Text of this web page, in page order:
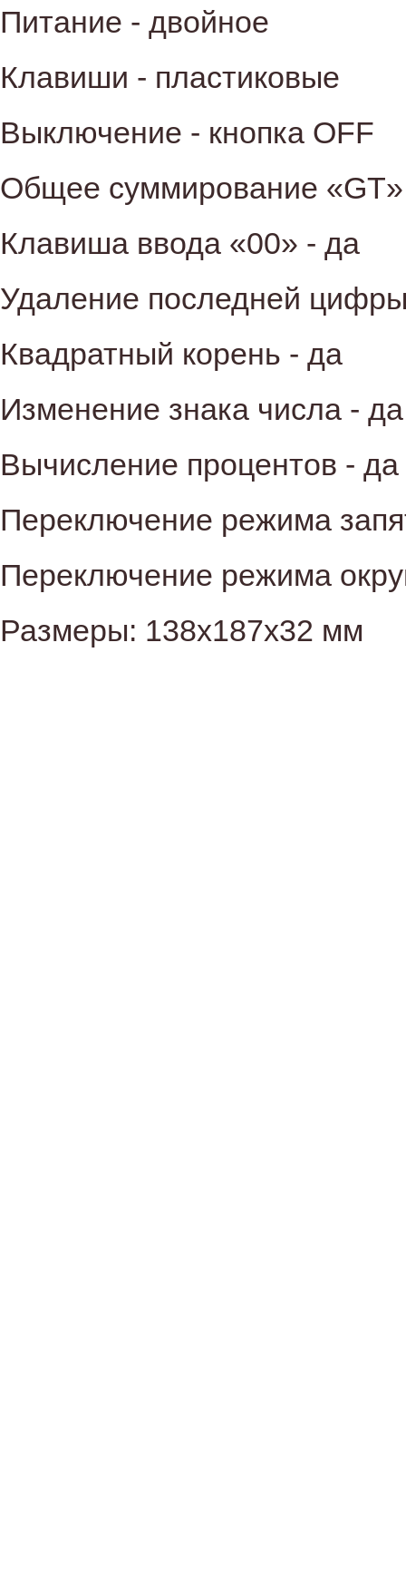
Питание - двойное
Клавиши - пластиковые
Выключение - кнопка OFF
Общее суммирование
Клавиша ввода «00» - да
Удаление последней
Квадратный корень - да
Изменение знака числа - да
Вычисление процентов - да
Переключение режима
Переключение режима
Размеры: 138х187х32 мм